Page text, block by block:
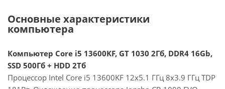
Основные характеристики
компьютера
Компьютер Core i5 13600KF, GT 1030 2Гб, DDR4 16Gb,
SSD 500Гб + HDD 2Тб
Процессор Intel Core i5 13600KF 12x5.1 ГГц 8x3.9 ГГц TDP